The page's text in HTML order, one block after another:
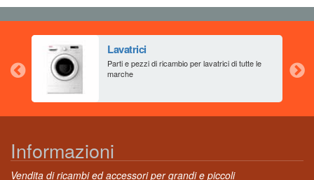
Lavatrici
Parti e pezzi di ricambio per lavatrici di tutte le
marche
Informazioni
Vendita di ricambi ed accessori per grandi e piccoli